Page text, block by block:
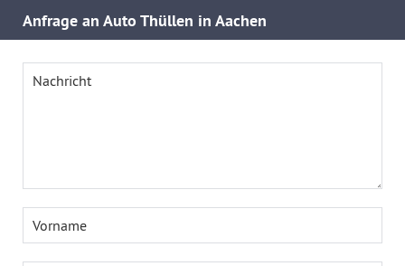
Anfrage an Auto Thüllen in Aachen
Nachricht
Vorname